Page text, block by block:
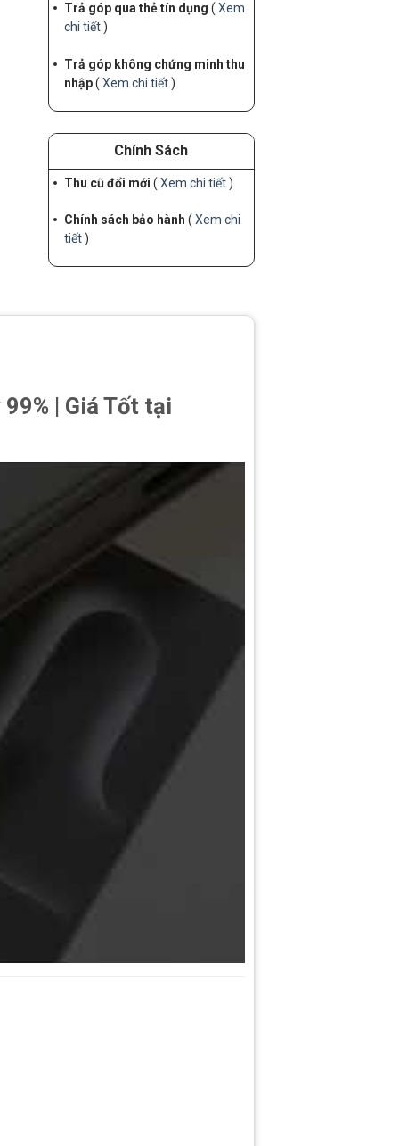
Trả góp qua thẻ tín dụng ( Xem
chi tiết)
Trả góp không chứng minh thu
nhập( Xem chi tiết)
Chính Sách
Thu cũ đổi mới ( Xem chi tiết)
Chính sách bảo hành ( Xem chi
tiết)
| Giá Tốt tại